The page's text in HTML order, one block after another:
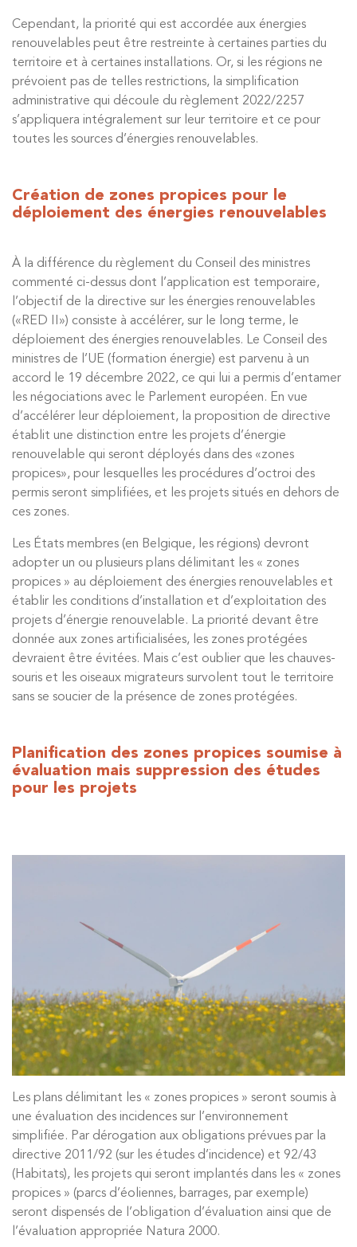
Cependant, la priorité qui est accordée aux énergies
renouvelables peut être restreinte à certaines parties du
territoire et à certaines installations. Or, si les régions ne
prévoient pas de telles restrictions, la simplification
administrative qui découle du règlement 2022/2257
s’appliquera intégralement sur leur territoire et ce pour
toutes les sources d’énergies renouvelables.
Création de zones propices pour le
déploiement des énergies renouvelables
À la différence du règlement du Conseil des ministres
commenté ci-dessus dont l’application est temporaire,
l’objectif de la directive sur les énergies renouvelables
(«RED II») consiste à accélérer, sur le long terme, le
déploiement des énergies renouvelables. Le Conseil des
ministres de l’UE (formation énergie) est parvenu à un
accord le 19 décembre 2022, ce qui lui a permis d’entamer
les négociations avec le Parlement européen. En vue
d’accélérer leur déploiement, la proposition de directive
établit une distinction entre les projets d’énergie
renouvelable qui seront déployés dans des «zones
propices», pour lesquelles les procédures d’octroi des
permis seront simplifiées, et les projets situés en dehors de
ces zones.
Les États membres (en Belgique, les régions) devront
adopter un ou plusieurs plans délimitant les « zones
propices » au déploiement des énergies renouvelables et
établir les conditions d’installation et d’exploitation des
projets d’énergie renouvelable. La priorité devant être
donnée aux zones artificialisées, les zones protégées
devraient être évitées. Mais c’est oublier que les chauves-
souris et les oiseaux migrateurs survolent tout le territoire
sans se soucier de la présence de zones protégées.
Planification des zones propices soumise à
évaluation mais suppression des études
pour les projets
Les plans délimitant les « zones propices » seront soumis à
une évaluation des incidences sur l’environnement
simplifiée. Par dérogation aux obligations prévues par la
directive 2011/92 (sur les études d’incidence) et 92/43
(Habitats), les projets qui seront implantés dans les « zones
propices » (parcs d’éoliennes, barrages, par exemple)
seront dispensés de l’obligation d’évaluation ainsi que de
l’évaluation appropriée Natura 2000.